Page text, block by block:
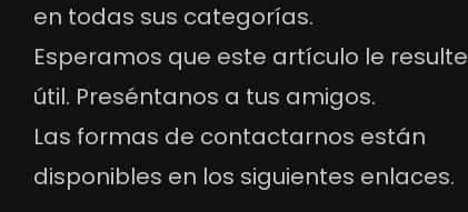
en todas sus categorías.
Esperamos que este artículo le resulte
útil. Preséntanos a tus amigos.
Las formas de contactarnos están
disponibles en los siguientes enlaces.